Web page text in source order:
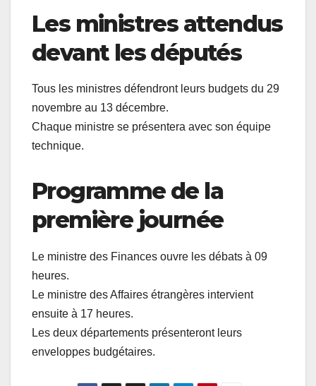
Les ministres attendus
devant les députés
Tous les ministres défendront leurs budgets du 29
novembre au 13 décembre.
Chaque ministre se présentera avec son équipe
technique.
Programme de la
première journée
Le ministre des Finances ouvre les débats à 09
heures.
Le ministre des Affaires étrangères intervient
ensuite à 17 heures.
Les deux départements présenteront leurs
enveloppes budgétaires.